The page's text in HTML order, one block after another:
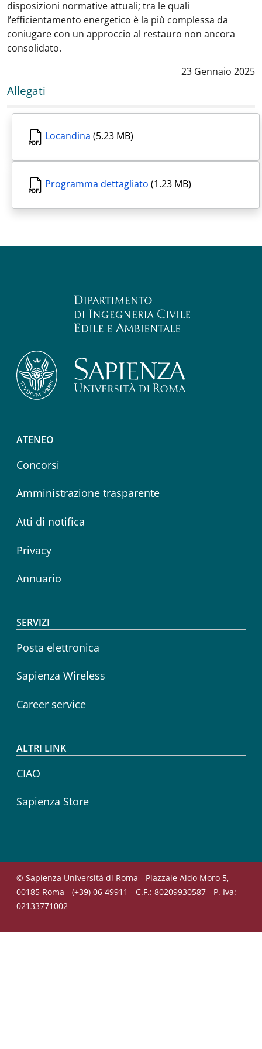
disposizioni normative attuali; tra le quali
l’efficientamento energetico è la più complessa da
coniugare con un approccio al restauro non ancora
consolidato.
Data notizia:
23 Gennaio 2025
Allegati
Locandina (5.23 MB)
Programma dettagliato (1.23 MB)
Footer menu
ATENEO
Concorsi
Amministrazione trasparente
Atti di notifica
Privacy
Annuario
SERVIZI
Posta elettronica
Sapienza Wireless
Career service
ALTRI LINK
CIAO
Sapienza Store
© Sapienza Università di Roma - Piazzale Aldo Moro 5,
00185 Roma - (+39) 06 49911 - C.F.: 80209930587 - P. Iva:
02133771002